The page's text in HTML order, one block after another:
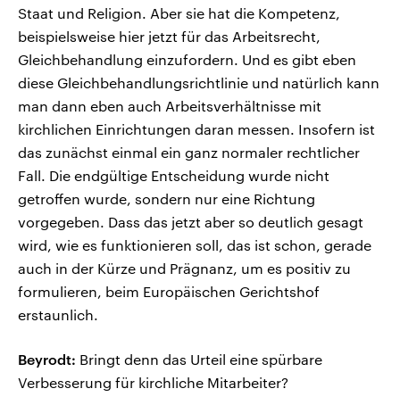
Staat und Religion. Aber sie hat die Kompetenz,
beispielsweise hier jetzt für das Arbeitsrecht,
Gleichbehandlung einzufordern. Und es gibt eben
diese Gleichbehandlungsrichtlinie und natürlich kann
man dann eben auch Arbeitsverhältnisse mit
kirchlichen Einrichtungen daran messen. Insofern ist
das zunächst einmal ein ganz normaler rechtlicher
Fall. Die endgültige Entscheidung wurde nicht
getroffen wurde, sondern nur eine Richtung
vorgegeben. Dass das jetzt aber so deutlich gesagt
wird, wie es funktionieren soll, das ist schon, gerade
auch in der Kürze und Prägnanz, um es positiv zu
formulieren, beim Europäischen Gerichtshof
erstaunlich.
Beyrodt: Bringt denn das Urteil eine spürbare
Verbesserung für kirchliche Mitarbeiter?